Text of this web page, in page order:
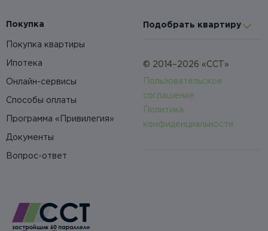
Покупка
Покупка квартиры
Ипотека
Онлайн-сервисы
Способы оплаты
Программа «Привилегия»
Документы
Вопрос-ответ
Подобрать квартиру
© 2014–2026 «ССТ»
Пользовательское
соглашение
Политика
конфиденциальности